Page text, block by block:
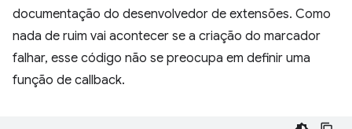
documentação do desenvolvedor de extensões. Como
nada de ruim vai acontecer se a criação do marcador
falhar, esse código não se preocupa em definir uma
função de callback.